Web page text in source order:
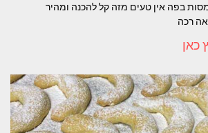
בפה אין טעים מזה קל להכנה ומהיר
כאן